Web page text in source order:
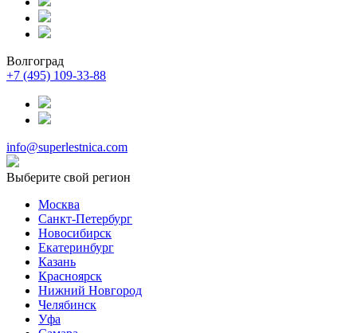
Волгоград
+7 (495) 109-33-88
info@superlestnica.com
Выберите свой регион
Москва
Санкт-Петербург
Новосибирск
Екатеринбург
Казань
Красноярск
Нижний Новгород
Челябинск
Уфа